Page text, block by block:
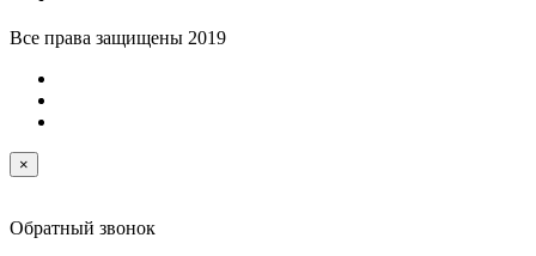
Все права защищены 2019
×
Обратный звонок